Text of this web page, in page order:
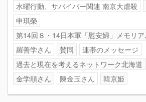
水曜行動、サバイバー関連 南京大虐殺
申琪榮
第14回８・14日本軍「慰安婦」メモリ
羅善学さん
賛同
連帯のメッセージ
過去と現在を考えるネットワーク北海道
金学順さん
陳金玉さん 韓京姫